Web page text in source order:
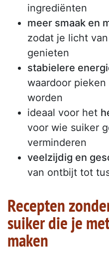
ingrediënten
meer smaak en
zodat je licht
genieten
stabielere
waardoor
worden
ideaal voor het
voor wie suiker
verminderen
veelzijdig en
van ontbijt tot
Recepten
suiker die je
maken